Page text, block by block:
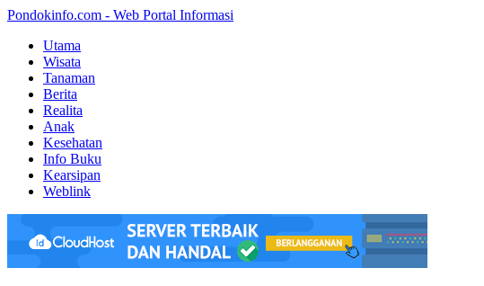
Pondokinfo.com - Web Portal Informasi
Utama
Wisata
Tanaman
Berita
Realita
Anak
Kesehatan
Info Buku
Kearsipan
Weblink